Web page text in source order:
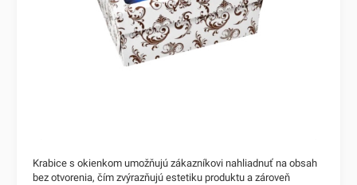
Krabice s okienkom umožňujú zákazníkovi nahliadnuť na obsah
bez otvorenia, čím zvýrazňujú estetiku produktu a zároveň